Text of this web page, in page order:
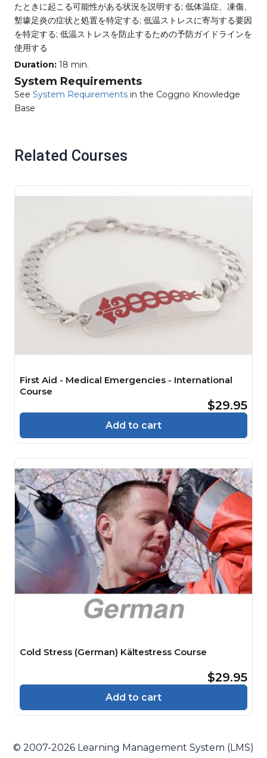
たときに起こる可能性がある状況を説明する; 低体温症、凍傷、
塹壕足炎の症状と処置を特定する; 低温ストレスに寄与する要因
を特定する; 低温ストレスを防止するための予防ガイドラインを
使用する
Duration: 18 min.
System Requirements
See System Requirements in the Coggno Knowledge
Base
Related Courses
First Aid - Medical Emergencies - International
Course
$29.95
Add to cart
Cold Stress (German) Kältestress Course
$29.95
Add to cart
© 2007-2026 Learning Management System (LMS)